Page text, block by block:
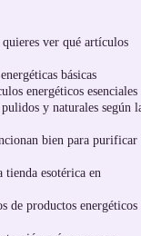
ver qué artículos
básicas
energéticos esenciales
y naturales según
bien para purificar
esotérica en
de productos energéticos